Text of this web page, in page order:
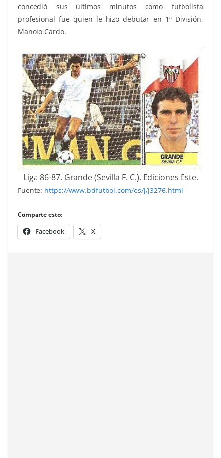
concedió sus últimos minutos como futbolista
profesional fue quien le hizo debutar en 1ª División,
Manolo Cardo.
Liga 86-87. Grande (Sevilla F. C.). Ediciones Este.
Fuente: https://www.bdfutbol.com/es/j/j3276.html
Comparte esto:
Facebook X